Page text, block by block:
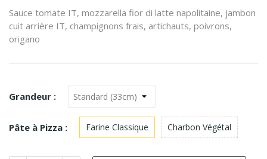
Sauce tomate IT, mozzarella fior di latte napolitaine, jambon
cuit arrière IT, champignons frais, artichauts, poivrons,
origano
Grandeur :
Pâte à Pizza : Farine Classique Charbon Végétal